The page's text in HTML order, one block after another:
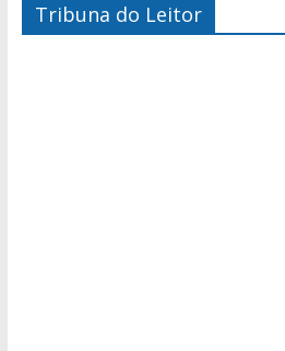
Tribuna do Leitor